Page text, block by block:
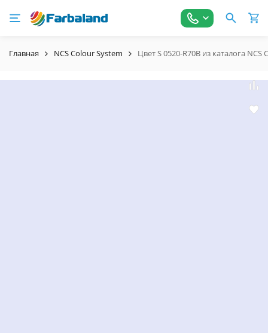
Главная NCS Colour System Цвет S 0520-R70B из каталога NCS